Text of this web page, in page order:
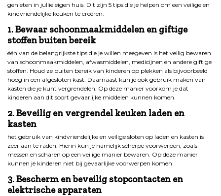
genieten in jullie eigen huis. Dit zijn 5 tips die je helpen om een veilige en
kindvriendelijke keuken te creëren:
1. Bewaar schoonmaakmiddelen en giftige
stoffen buiten bereik
één van de belangrijkste tips die je willen meegeven is het veilig bewaren
van schoonmaakmiddelen, afwasmiddelen, medicijnen en andere giftige
stoffen. Houd ze buiten bereik van kinderen op plekken als bijvoorbeeld
hoog in een afgesloten kast. Daarnaast kun je ook gebruik maken van
kasten die je kunt vergrendelen. Op deze manier voorkom je dat
kinderen aan dit soort gevaarlijke middelen kunnen komen.
2. Beveilig en vergrendel keuken laden en
kasten
het gebruik van kindvriendelijke en veilige sloten op laden en kasten is
zeer aan te raden. Hierin kun je namelijk scherpe voorwerpen, zoals
messen en scharen op een veilige manier bewaren. Op deze manier
kunnen je kinderen niet bij gevaarlijke voorwerpen komen.
3. Bescherm en beveilig stopcontacten en
elektrische apparaten